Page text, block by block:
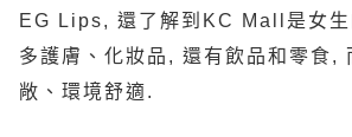
EG Lips, 還了解到KC Mall是女生
多護膚、化妝品, 還有飲品和零食,
敞、環境舒適.